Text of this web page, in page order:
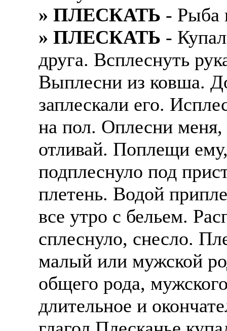
» ПЛЕСКАТЬ - Рыба
» ПЛЕСКАТЬ -
друга. Всплеснуть
Выплесни из ковша.
заплескали его.
на пол. Оплесни меня,
отливай. Поплещи
подплеснуло под
плетень. Водой
все утро с бельем.
сплеснуло, снесло.
малый или мужской
общего рода,
длительное и